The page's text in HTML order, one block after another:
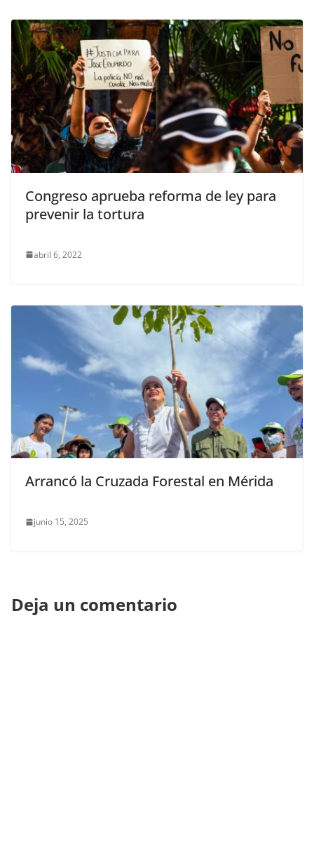
Congreso aprueba reforma de ley para
prevenir la tortura
abril 6, 2022
Arrancó la Cruzada Forestal en Mérida
junio 15, 2025
Deja un comentario